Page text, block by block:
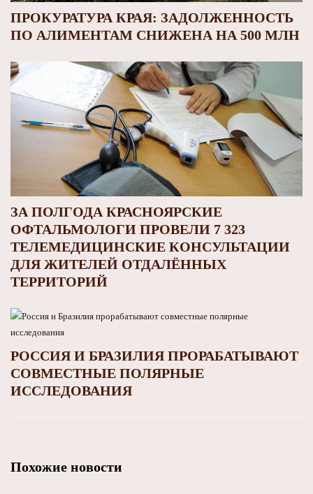
ПРОКУРАТУРА КРАЯ: ЗАДОЛЖЕННОСТЬ
ПО АЛИМЕНТАМ СНИЖЕНА НА 500 МЛН
ЗА ПОЛГОДА КРАСНОЯРСКИЕ
ОФТАЛЬМОЛОГИ ПРОВЕЛИ 7 323
ТЕЛЕМЕДИЦИНСКИЕ КОНСУЛЬТАЦИИ
ДЛЯ ЖИТЕЛЕЙ ОТДАЛЁННЫХ
ТЕРРИТОРИЙ
РОССИЯ И БРАЗИЛИЯ ПРОРАБАТЫВАЮТ
СОВМЕСТНЫЕ ПОЛЯРНЫЕ
ИССЛЕДОВАНИЯ
Похожие новости